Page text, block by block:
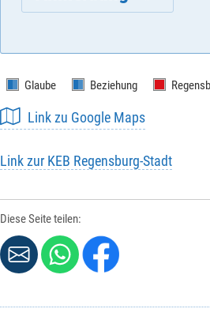
Vorname*:
Nachname*:
Glaube Beziehung
Link zu Google Maps
Link zur KEB Regensburg-Stadt
Diese Seite teilen: